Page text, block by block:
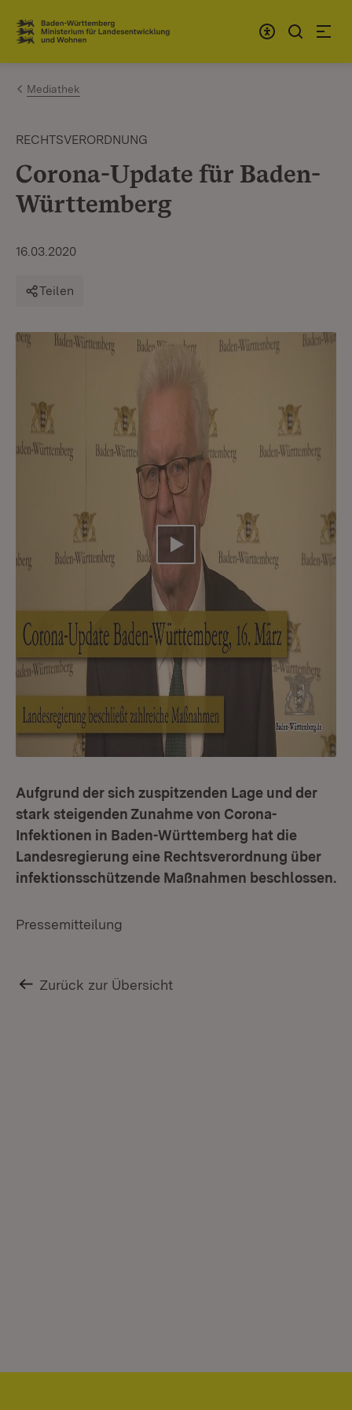
Zum Inhalt springen
Link zur Startseite
Mediathek
RECHTSVERORDNUNG
Corona-Update für Baden-
Württemberg
16.03.2020
Teilen
Video abspielen
Aufgrund der sich zuspitzenden Lage und der
stark steigenden Zunahme von Corona-
Infektionen in Baden-Württemberg hat die
Landesregierung eine Rechtsverordnung über
infektionsschützende Maßnahmen beschlossen.
Pressemitteilung
Zurück zur Übersicht